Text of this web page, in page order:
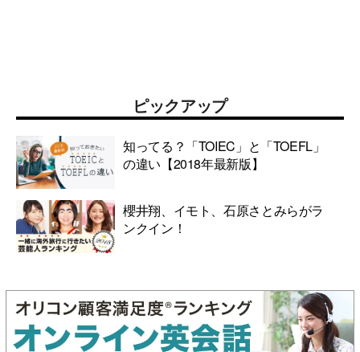
ピックアップ
知ってる？「TOIEC」と「TOEFL」
の違い【2018年最新版】
櫻井翔、イモト、石原さとみらがラ
ンクイン！